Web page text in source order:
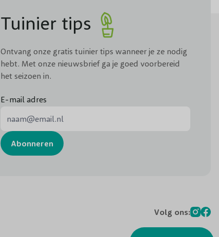
Tuinier tips
Ontvang onze gratis tuinier tips wanneer je ze nodig
hebt. Met onze nieuwsbrief ga je goed voorbereid
het seizoen in.
E-mail adres
Abonneren
Volg ons: